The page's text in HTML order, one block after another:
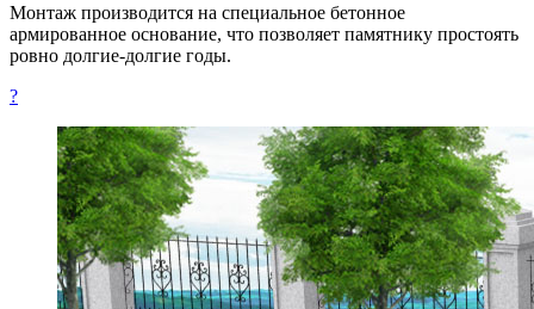
Монтаж производится на специальное бетонное
армированное основание, что позволяет памятнику простоять
ровно долгие-долгие годы.
?